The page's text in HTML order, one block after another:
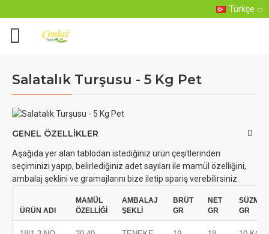
Türkçe
Salatalık Turşusu - 5 Kg Pet
GENEL ÖZELLIKLER
Aşağıda yer alan tablodan istediğiniz ürün çeşitlerinden
seçiminizi yapıp, belirlediğiniz adet sayıları ile mamül özelliğini,
ambalaj şeklini ve gramajlarını bize iletip spariş verebilirsiniz.
ÜRÜN ADI
MAMÜL
ÖZELLİĞİ
AMBALAJ
ŞEKLİ
BRÜT
GR
NET
GR
SÜZME
GR